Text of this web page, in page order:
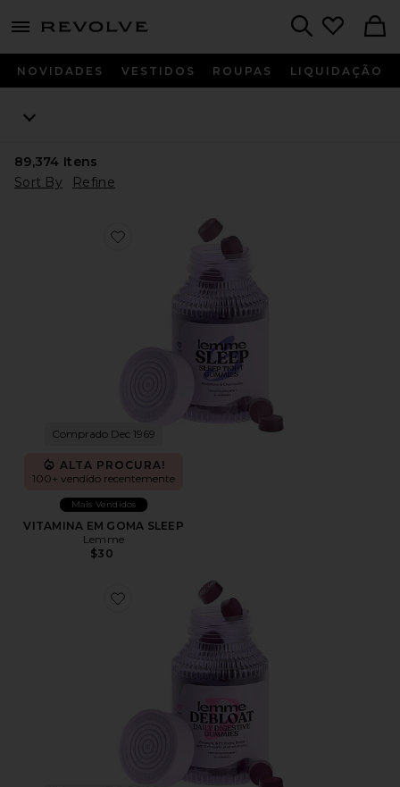
menu - shows more content
NOVIDADES VESTIDOS ROUPAS LIQUIDAÇÃO
89,374 Itens
Sort By
Refine
Favorite VITAMINA EM GOMA SLEEP
Comprado Dec 1969
ALTA PROCURA!
100+ vendido recentemente
Mais Vendidos
VITAMINA EM GOMA SLEEP
Lemme
$30
Favorite VITAMINA EM GOMA DEBLOAT